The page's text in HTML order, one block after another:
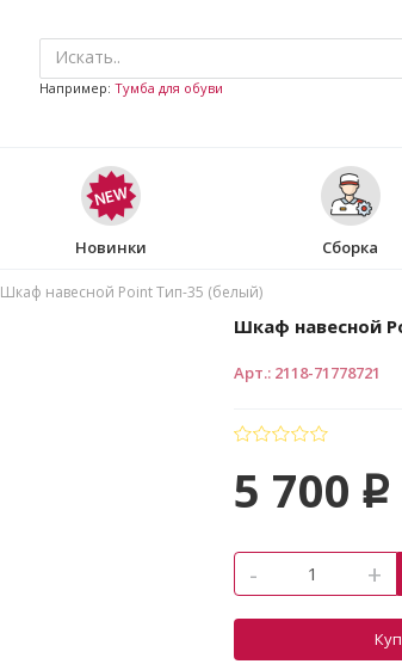
Например: Тумба для обуви
Новинки Сборка
Шкаф навесной Point Тип-35 (белый)
Шкаф навесной
Арт.: 2118-71778721
5 700 p
- +